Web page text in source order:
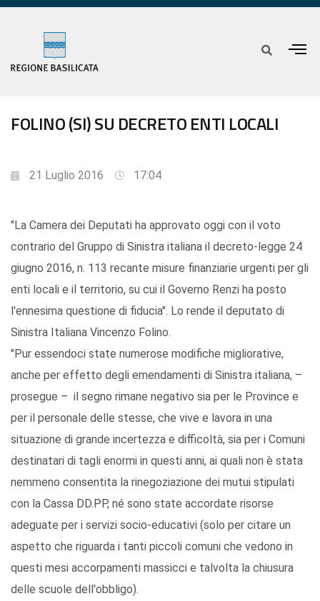
FOLINO (SI) SU DECRETO ENTI LOCALI
21 Luglio 2016 17:04
"La Camera dei Deputati ha approvato oggi con il voto
contrario del Gruppo di Sinistra italiana il decreto-legge 24
giugno 2016, n. 113 recante misure finanziarie urgenti per gli
enti locali e il territorio, su cui il Governo Renzi ha posto
l'ennesima questione di fiducia". Lo rende il deputato di
Sinistra Italiana Vincenzo Folino.
"Pur essendoci state numerose modifiche migliorative,
anche per effetto degli emendamenti di Sinistra italiana, –
prosegue – il segno rimane negativo sia per le Province e
per il personale delle stesse, che vive e lavora in una
situazione di grande incertezza e difficoltà, sia per i Comuni
destinatari di tagli enormi in questi anni, ai quali non è stata
nemmeno consentita la rinegoziazione dei mutui stipulati
con la Cassa DD.PP, né sono state accordate risorse
adeguate per i servizi socio-educativi (solo per citare un
aspetto che riguarda i tanti piccoli comuni che vedono in
questi mesi accorpamenti massicci e talvolta la chiusura
delle scuole dell'obbligo).